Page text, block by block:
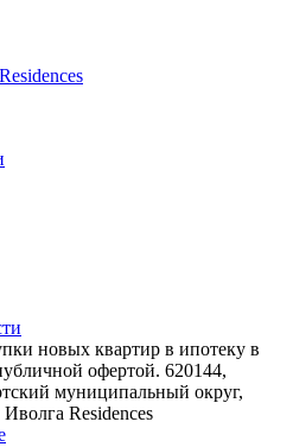
новых квартир в ипотеку в
офертой. 620144,
муниципальный округ,
Residences